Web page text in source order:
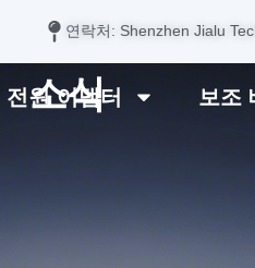
연락처: Shenzhen Jialu
전원 어댑터 보조
소식